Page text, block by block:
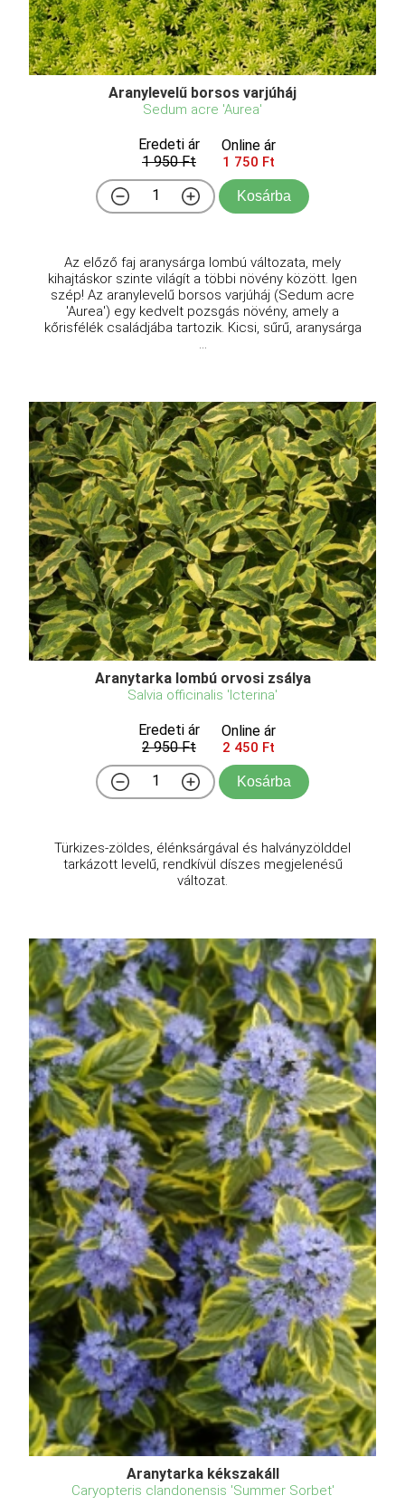
Aranylevelű borsos varjúháj
Sedum acre 'Aurea'
Eredeti ár
1 950 Ft
Online ár
1 750 Ft
Kosárba
Az előző faj aranysárga lombú változata, mely
kihajtáskor szinte világít a többi növény között. Igen
szép! Az aranylevelű borsos varjúháj (Sedum acre
'Aurea') egy kedvelt pozsgás növény, amely a
kőrisfélék családjába tartozik. Kicsi, sűrű, aranysárga
Aranytarka lombú orvosi zsálya
Salvia officinalis 'Icterina'
Eredeti ár
2 950 Ft
Online ár
2 450 Ft
Kosárba
Türkizes-zöldes, élénksárgával és halványzölddel
tarkázott levelű, rendkívül díszes megjelenésű
változat.
Aranytarka kékszakáll
Caryopteris clandonensis 'Summer Sorbet'